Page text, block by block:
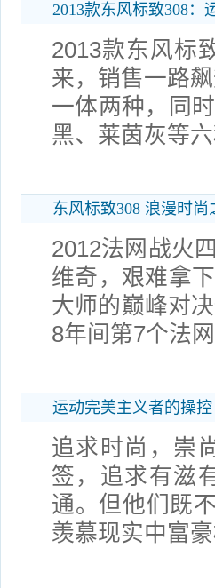
2013款东风标致308：
2013款东风标
来，销售一路
一体两种，同
黑、莱茵灰等
东风标致308 浪漫时
2012法网战火
维奇，艰难拿
大师的巅峰对
8年间第7个法
运动完美主义者的操
追求时尚，崇
签，追求有滋
通。但他们既
羡慕现实中富